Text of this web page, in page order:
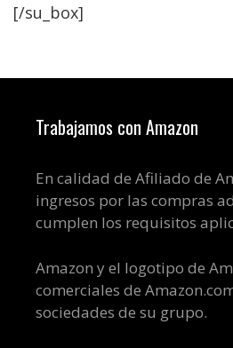
[/su_box]
Trabajamos con Amazon
En calidad de Afiliado de
ingresos por las compras
cumplen los requisitos
Amazon y el logotipo de
comerciales de
sociedades de su grupo.